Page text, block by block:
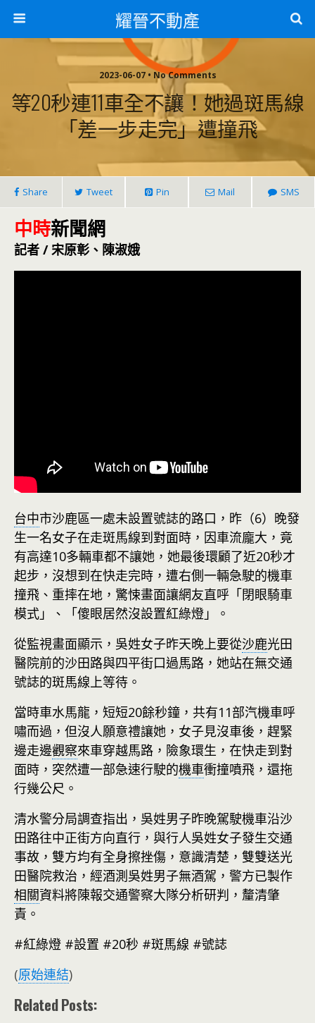
耀晉不動產
2023-06-07 • No Comments
等20秒連11車全不讓！她過斑馬線
「差一步走完」遭撞飛
Share Tweet Pin Mail SMS
中時新聞網
記者 / 宋原彰、陳淑娥
台中市沙鹿區一處未設置號誌的路口，昨（6）晚發
生一名女子在走斑馬線到對面時，因車流龐大，竟
有高達10多輛車都不讓她，她最後環顧了近20秒才
起步，沒想到在快走完時，遭右側一輛急駛的機車
撞飛、重摔在地，驚悚畫面讓網友直呼「閉眼騎車
模式」、「傻眼居然沒設置紅綠燈」。
從監視畫面顯示，吳姓女子昨天晚上要從沙鹿光田
醫院前的沙田路與四平街口過馬路，她站在無交通
號誌的斑馬線上等待。
當時車水馬龍，短短20餘秒鐘，共有11部汽機車呼
嘯而過，但沒人願意禮讓她，女子見沒車後，趕緊
邊走邊觀察來車穿越馬路，險象環生，在快走到對
面時，突然遭一部急速行駛的機車衝撞噴飛，還拖
行幾公尺。
清水警分局調查指出，吳姓男子昨晚駕駛機車沿沙
田路往中正街方向直行，與行人吳姓女子發生交通
事故，雙方均有全身擦挫傷，意識清楚，雙雙送光
田醫院救治，經酒測吳姓男子無酒駕，警方已製作
相關資料將陳報交通警察大隊分析研判，釐清肇
責。
#紅綠燈 #設置 #20秒 #斑馬線 #號誌
(原始連結)
Related Posts: